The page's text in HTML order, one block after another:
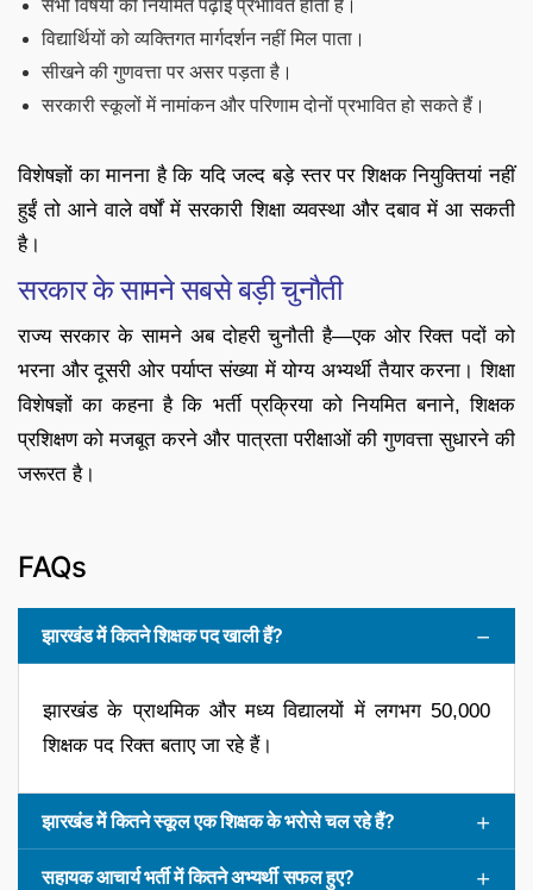
सभी विषयों की नियमित पढ़ाई प्रभावित होती है।
विद्यार्थियों को व्यक्तिगत मार्गदर्शन नहीं मिल पाता।
सीखने की गुणवत्ता पर असर पड़ता है।
सरकारी स्कूलों में नामांकन और परिणाम दोनों प्रभावित हो सकते हैं।
विशेषज्ञों का मानना है कि यदि जल्द बड़े स्तर पर शिक्षक नियुक्तियां नहीं
हुईं तो आने वाले वर्षों में सरकारी शिक्षा व्यवस्था और दबाव में आ सकती
है।
सरकार के सामने सबसे बड़ी चुनौती
राज्य सरकार के सामने अब दोहरी चुनौती है—एक ओर रिक्त पदों को
भरना और दूसरी ओर पर्याप्त संख्या में योग्य अभ्यर्थी तैयार करना। शिक्षा
विशेषज्ञों का कहना है कि भर्ती प्रक्रिया को नियमित बनाने, शिक्षक
प्रशिक्षण को मजबूत करने और पात्रता परीक्षाओं की गुणवत्ता सुधारने की
जरूरत है।
FAQs
झारखंड में कितने शिक्षक पद खाली हैं?
झारखंड के प्राथमिक और मध्य विद्यालयों में लगभग 50,000
शिक्षक पद रिक्त बताए जा रहे हैं।
झारखंड में कितने स्कूल एक शिक्षक के भरोसे चल रहे हैं?
सहायक आचार्य भर्ती में कितने अभ्यर्थी सफल हुए?